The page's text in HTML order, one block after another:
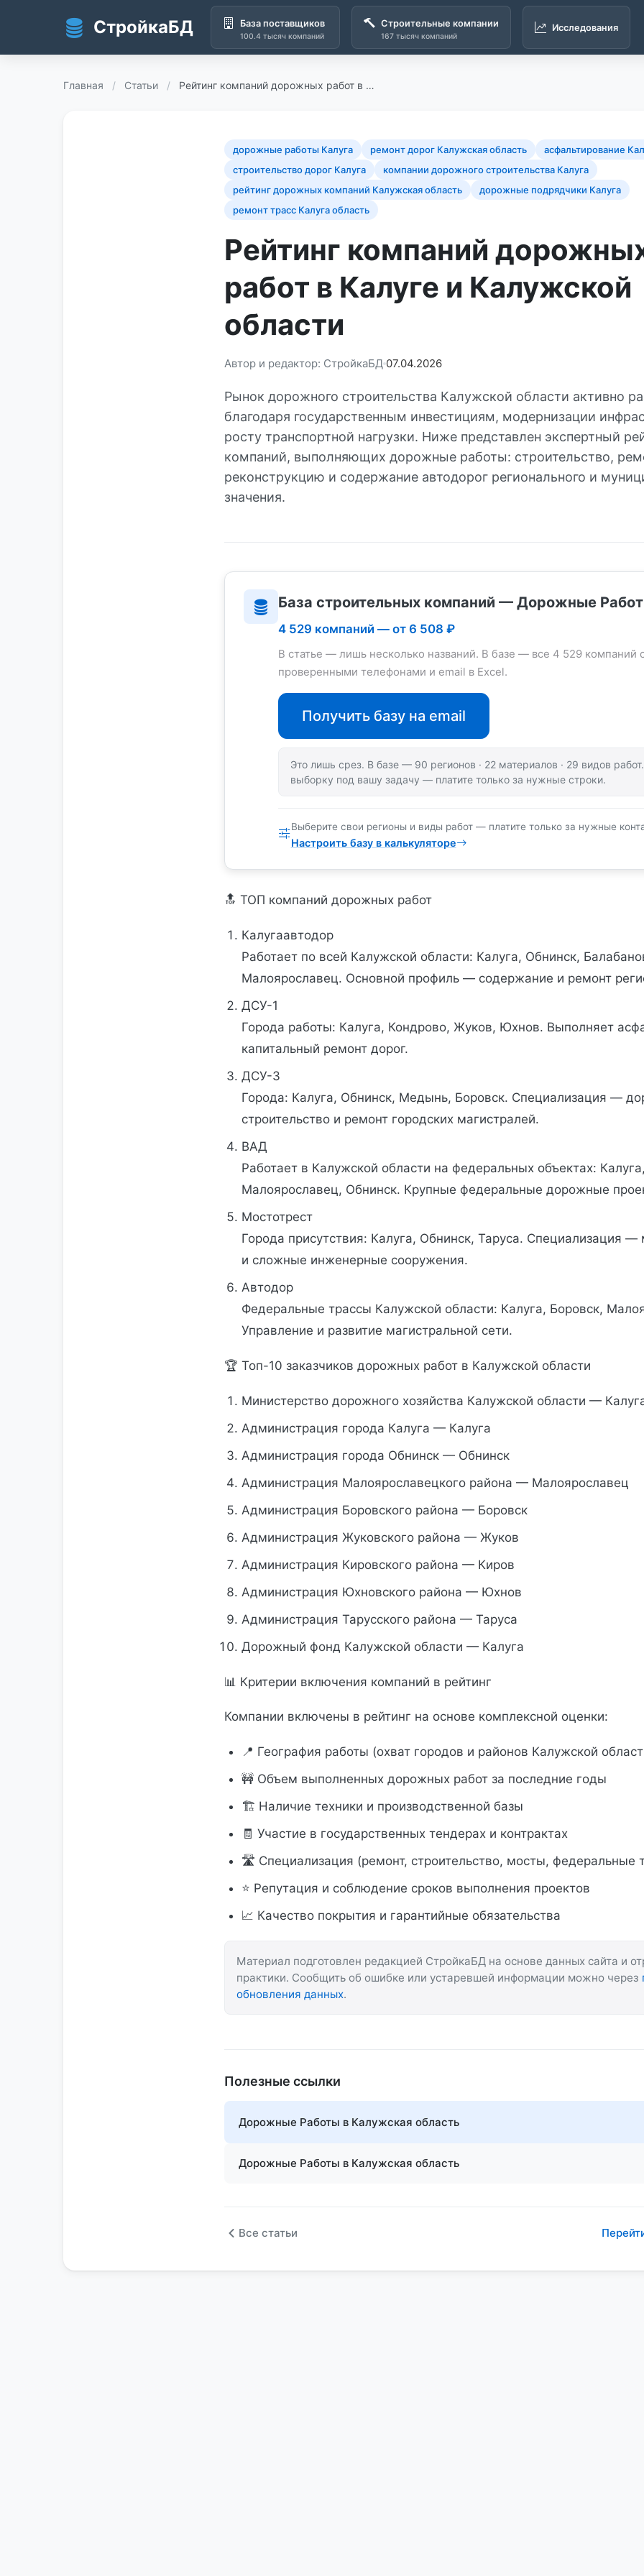
СтройкаБД База поставщиков
100.4 тысяч компаний
Строительные компании
167 тысяч компаний
Исследования
Главная / Статьи / Рейтинг компаний дорожных работ в …
дорожные работы Калуга ремонт дорог Калужская область
асфальтирование
строительство дорог Калуга
компании дорожного строительства Калуга
рейтинг дорожных компаний Калужская область
дорожные подрядчики Калуга
ремонт трасс Калуга область
Рейтинг компаний
работ в Калуге и Калужской
области
Автор и редактор: СтройкаБД 07.04.2026
Рынок дорожного строительства Калужской области активно
благодаря государственным инвестициям, модернизации
росту транспортной нагрузки. Ниже представлен экспертный
компаний, выполняющих дорожные работы: строительство,
реконструкцию и содержание автодорог регионального и
значения.
База строительных компаний — Дорожные
4 529 компаний — от 6 508 ₽
В статье — лишь несколько названий. В базе — все 4 529 компаний
проверенными телефонами и email в Excel.
Получить базу на email
Это лишь срез. В базе — 90 регионов · 22 материалов · 29 видов
выборку под вашу задачу — платите только за нужные строки.
Выберите свои регионы и виды работ — платите только за нужные
Настроить базу в калькуляторе
🔝 ТОП компаний дорожных работ
Калугаавтодор
Работает по всей Калужской области: Калуга, Обнинск,
Малоярославец. Основной профиль — содержание и ремонт
ДСУ-1
Города работы: Калуга, Кондрово, Жуков, Юхнов. Выполняет
капитальный ремонт дорог.
ДСУ-3
Города: Калуга, Обнинск, Медынь, Боровск. Специализация —
строительство и ремонт городских магистралей.
ВАД
Работает в Калужской области на федеральных объектах: Калуга,
Малоярославец, Обнинск. Крупные федеральные дорожные
Мостотрест
Города присутствия: Калуга, Обнинск, Таруса. Специализация —
и сложные инженерные сооружения.
Автодор
Федеральные трассы Калужской области: Калуга, Боровск,
Управление и развитие магистральной сети.
🏆 Топ-10 заказчиков дорожных работ в Калужской области
Министерство дорожного хозяйства Калужской области —
Администрация города Калуга — Калуга
Администрация города Обнинск — Обнинск
Администрация Малоярославецкого района — Малоярославец
Администрация Боровского района — Боровск
Администрация Жуковского района — Жуков
Администрация Кировского района — Киров
Администрация Юхновского района — Юхнов
Администрация Тарусского района — Таруса
Дорожный фонд Калужской области — Калуга
📊 Критерии включения компаний в рейтинг
Компании включены в рейтинг на основе комплексной оценки:
📍 География работы (охват городов и районов Калужской
🚧 Объем выполненных дорожных работ за последние годы
🏗 Наличие техники и производственной базы
🧾 Участие в государственных тендерах и контрактах
🛣 Специализация (ремонт, строительство, мосты, федеральные
⭐ Репутация и соблюдение сроков выполнения проектов
📈 Качество покрытия и гарантийные обязательства
Материал подготовлен редакцией СтройкаБД на основе данных сайта и
практики. Сообщить об ошибке или устаревшей информации можно через
обновления данных.
Полезные ссылки
Дорожные Работы в Калужская область
Дорожные Работы в Калужская область
Все статьи